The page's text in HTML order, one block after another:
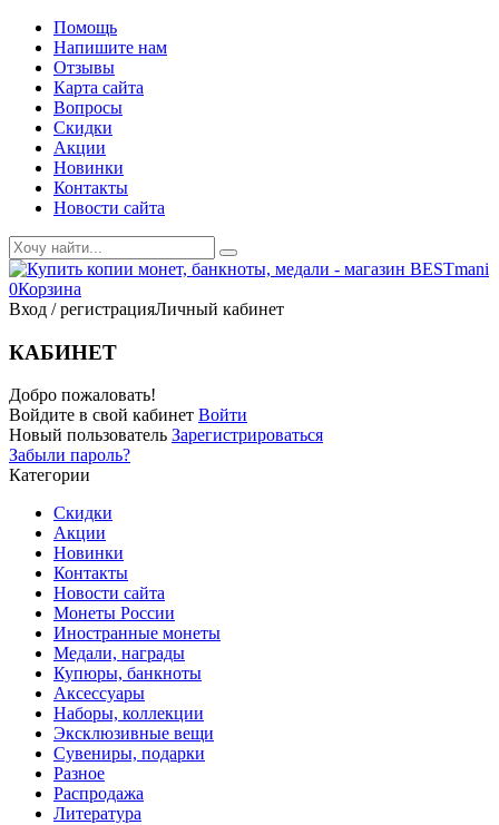
Помощь
Напишите нам
Отзывы
Карта сайта
Вопросы
Скидки
Акции
Новинки
Контакты
Новости сайта
0Корзина
Вход / регистрацияЛичный кабинет
КАБИНЕТ
Добро пожаловать!
Войдите в свой кабинет Войти
Новый пользователь Зарегистрироваться
Забыли пароль?
Категории
Скидки
Акции
Новинки
Контакты
Новости сайта
Монеты России
Иностранные монеты
Медали, награды
Купюры, банкноты
Аксессуары
Наборы, коллекции
Эксклюзивные вещи
Сувениры, подарки
Разное
Распродажа
Литература